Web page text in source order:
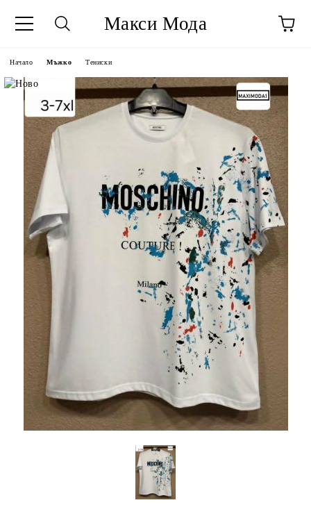
Макси Мода
Начало Мъжко Тениски